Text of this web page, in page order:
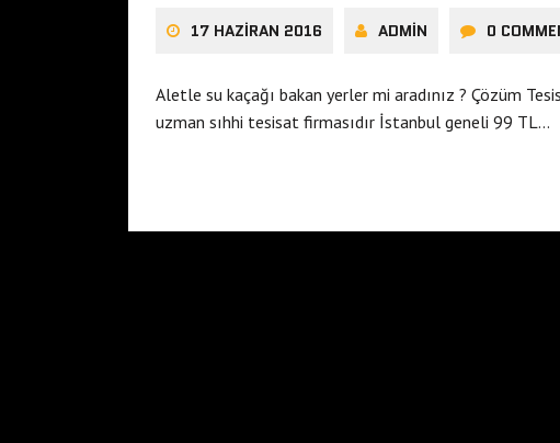
17 HAZIRAN 2016 ADMIN 0
Aletle su kaçağı bakan yerler mi aradınız ? Çözüm
uzman sıhhi tesisat firmasıdır İstanbul geneli 99 TL…